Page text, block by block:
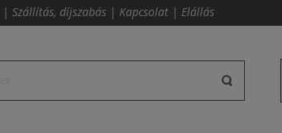
| Szállítás, díjszabás | Kapcsolat | Elállás